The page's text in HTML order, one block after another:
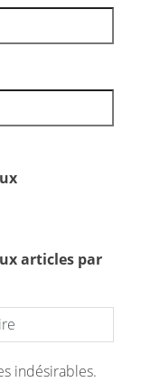
articles par
indésirables.